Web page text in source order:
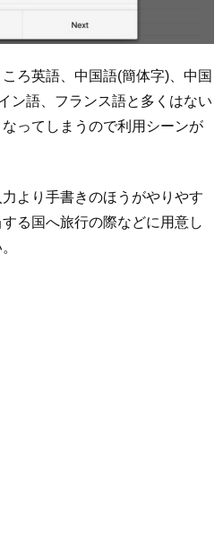
ろ英語、中国語(簡体字)、中国
ン語、フランス語と多くはない
ってしまうので利用シーンが
より手書きのほうがやりやす
る国へ旅行の際などに用意し